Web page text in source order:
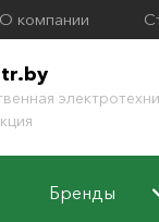
О компании
Бренды